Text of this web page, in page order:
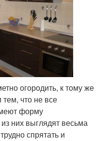
огородить, к тому же
что не все
форму
них выглядят весьма
спрятать и